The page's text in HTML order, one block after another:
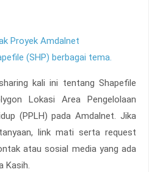
Proyek Amdalnet
(SHP) berbagai tema.
kali ini tentang Shapefile
Lokasi Area Pengelolaan
(PPLH) pada Amdalnet. Jika
link mati serta request
atau sosial media yang ada
Kasih.